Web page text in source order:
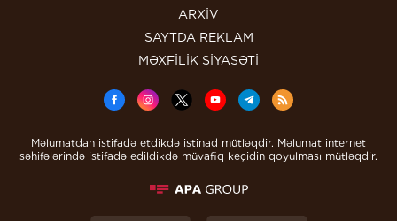
ARXİV
SAYTDA REKLAM
MƏXFİLİK SİYASƏTİ
Məlumatdan istifadə etdikdə istinad mütləqdir. Məlumat internet
səhifələrində istifadə edildikdə müvafiq keçidin qoyulması mütləqdir.